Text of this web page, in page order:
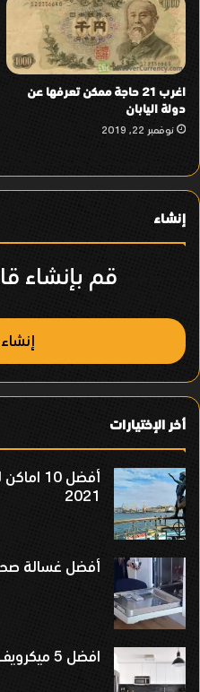
اغرب 21 حاجة ممكن تعرفها عن
دولة اليابان
نوفمبر 22, 2019
إنشاء
قم بإنشاء
أخر الإختيارات
أفضل 10
2021
أفضل غسالة
افضل 5 ميكرويف يمكنك شرائها فى 2020